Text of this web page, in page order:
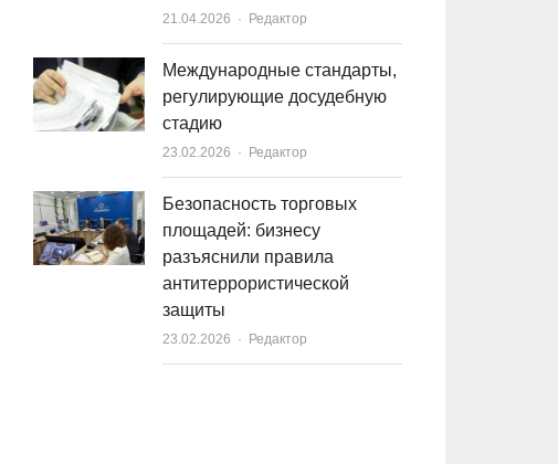
21.04.2026 Author
Редактор
Международные стандарты,
регулирующие досудебную
стадию
23.02.2026 Author
Редактор
Безопасность торговых
площадей: бизнесу
разъяснили правила
антитеррористической
защиты
23.02.2026 Author
Редактор